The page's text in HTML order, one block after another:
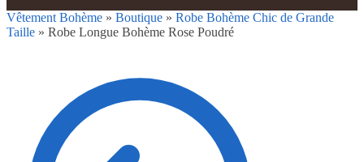
Vêtement Bohème » Boutique » Robe Bohème Chic de Grande
Taille » Robe Longue Bohème Rose Poudré